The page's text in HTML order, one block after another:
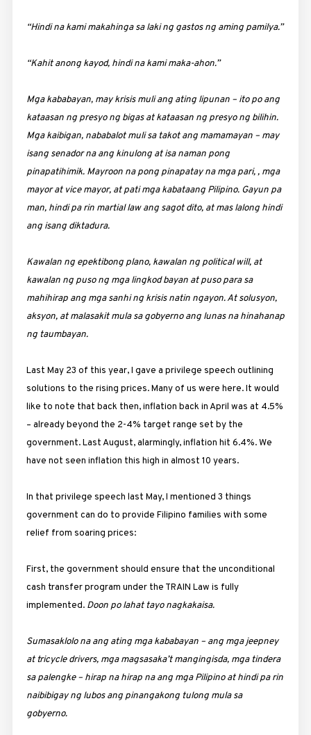
“Hindi na kami makahinga sa laki ng gastos ng aming pamilya.”
“Kahit anong kayod, hindi na kami maka-ahon.”
Mga kababayan, may krisis muli ang ating lipunan – ito po ang
kataasan ng presyo ng bigas at kataasan ng presyo ng bilihin.
Mga kaibigan, nababalot muli sa takot ang mamamayan – may
isang senador na ang kinulong at isa naman pong
pinapatihimik. Mayroon na pong pinapatay na mga pari, , mga
mayor at vice mayor, at pati mga kabataang Pilipino. Gayun pa
man, hindi pa rin martial law ang sagot dito, at mas lalong hindi
ang isang diktadura.
Kawalan ng epektibong plano, kawalan ng political will, at
kawalan ng puso ng mga lingkod bayan at puso para sa
mahihirap ang mga sanhi ng krisis natin ngayon. At solusyon,
aksyon, at malasakit mula sa gobyerno ang lunas na hinahanap
ng taumbayan.
Last May 23 of this year, I gave a privilege speech outlining
solutions to the rising prices. Many of us were here. It would
like to note that back then, inflation back in April was at 4.5%
– already beyond the 2-4% target range set by the
government. Last August, alarmingly, inflation hit 6.4%. We
have not seen inflation this high in almost 10 years.
In that privilege speech last May, I mentioned 3 things
government can do to provide Filipino families with some
relief from soaring prices:
First, the government should ensure that the unconditional
cash transfer program under the TRAIN Law is fully
implemented. Doon po lahat tayo nagkakaisa.
Sumasaklolo na ang ating mga kababayan – ang mga jeepney
at tricycle drivers, mga magsasaka’t mangingisda, mga tindera
sa palengke – hirap na hirap na ang mga Pilipino at hindi pa rin
naibibigay ng lubos ang pinangakong tulong mula sa
gobyerno.